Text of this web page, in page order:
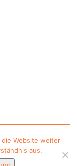
Magdeburg e.V.
die Website weiter
aus.